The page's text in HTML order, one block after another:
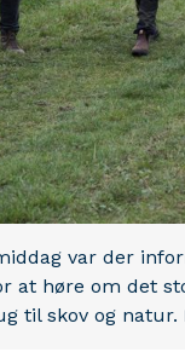
var der
at høre om det
til skov og natur.